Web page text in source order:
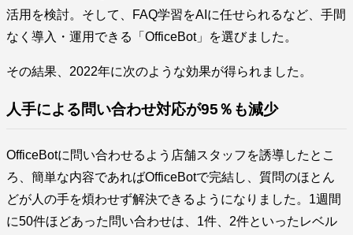
活用を検討。そして、FAQ学習をAIに任せられるなど、手間
なく導入・運用できる「OfficeBot」を選びました。
その結果、2022年に次のような効果が得られました。
人手による問い合わせ対応が95％も減少
OfficeBotに問い合わせるよう店舗スタッフを誘導したとこ
ろ、簡単な内容であればOfficeBotで完結し、質問のほとん
どが人の手を煩わせず解決できるようになりました。1週間
に50件ほどあった問い合わせは、1件、2件といったレベル